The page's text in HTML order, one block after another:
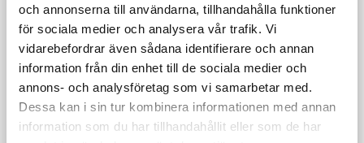
och annonserna till användarna, tillhandahålla funktioner
för sociala medier och analysera vår trafik. Vi
vidarebefordrar även sådana identifierare och annan
information från din enhet till de sociala medier och
annons- och analysföretag som vi samarbetar med.
Dessa kan i sin tur kombinera informationen med annan
information som du har tillhandahållit eller som de har
Däremot gick Estelle i motsatt riktning.
Kronprinsess­parets dotter blev ingen
trendsättare, utan namnet minskade i
popularitet.